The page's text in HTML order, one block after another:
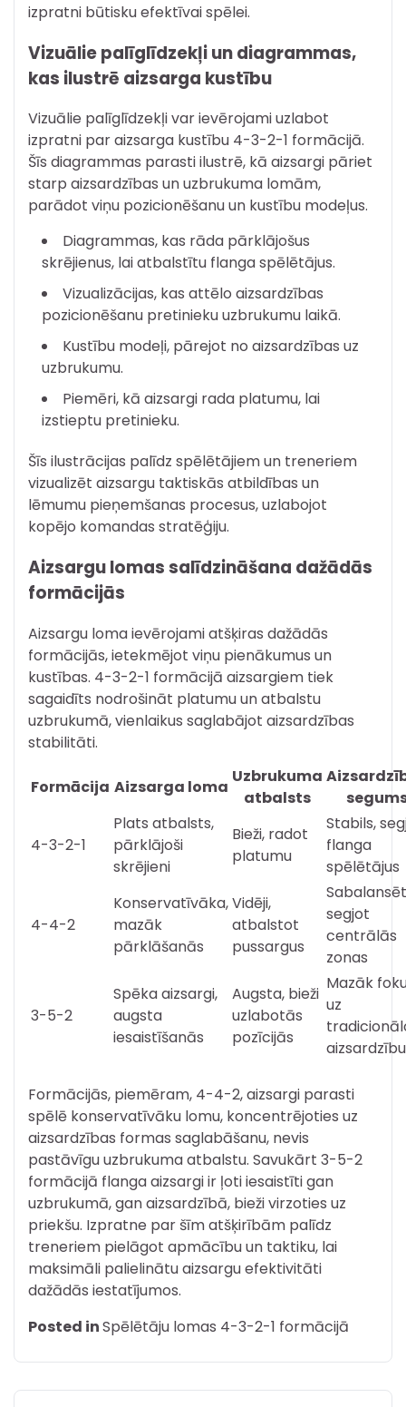
izpratni būtisku efektīvai spēlei.
Vizuālie palīglīdzekļi un diagrammas,
kas ilustrē aizsarga kustību
Vizuālie palīglīdzekļi var ievērojami uzlabot
izpratni par aizsarga kustību 4-3-2-1 formācijā.
Šīs diagrammas parasti ilustrē, kā aizsargi pāriet
starp aizsardzības un uzbrukuma lomām,
parādot viņu pozicionēšanu un kustību modeļus.
Diagrammas, kas rāda pārklājošus
skrējienus, lai atbalstītu flanga spēlētājus.
Vizualizācijas, kas attēlo aizsardzības
pozicionēšanu pretinieku uzbrukumu laikā.
Kustību modeļi, pārejot no aizsardzības uz
uzbrukumu.
Piemēri, kā aizsargi rada platumu, lai
izstieptu pretinieku.
Šīs ilustrācijas palīdz spēlētājiem un treneriem
vizualizēt aizsargu taktiskās atbildības un
lēmumu pieņemšanas procesus, uzlabojot
kopējo komandas stratēģiju.
Aizsargu lomas salīdzināšana dažādās
formācijās
Aizsargu loma ievērojami atšķiras dažādās
formācijās, ietekmējot viņu pienākumus un
kustības. 4-3-2-1 formācijā aizsargiem tiek
sagaidīts nodrošināt platumu un atbalstu
uzbrukumā, vienlaikus saglabājot aizsardzības
stabilitāti.
Formācija Aizsarga loma
Uzbrukuma
atbalsts
4-3-2-1
Plats atbalsts,
pārklājoši
skrējieni
Bieži, radot
platumu
Stabils,
flanga
spēlētājus
4-4-2
Konservatīvāka,
mazāk
pārklāšanās
Vidēji,
atbalstot
pussargus
segjot
centrālās
zonas
3-5-2
Spēka aizsargi,
augsta
iesaistīšanās
Augsta, bieži
uzlabotās
pozīcijās
Mazāk
uz
aizsardzību
Formācijās, piemēram, 4-4-2, aizsargi parasti
spēlē konservatīvāku lomu, koncentrējoties uz
aizsardzības formas saglabāšanu, nevis
pastāvīgu uzbrukuma atbalstu. Savukārt 3-5-2
formācijā flanga aizsargi ir ļoti iesaistīti gan
uzbrukumā, gan aizsardzībā, bieži virzoties uz
priekšu. Izpratne par šīm atšķirībām palīdz
treneriem pielāgot apmācību un taktiku, lai
maksimāli palielinātu aizsargu efektivitāti
dažādās iestatījumos.
Posted inSpēlētāju lomas 4-3-2-1 formācijā